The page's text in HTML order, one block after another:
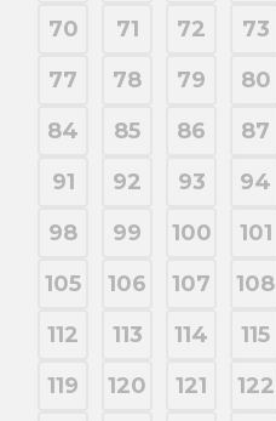
70
71 72 73
77
78 79 80
84
85 86 87
91
92 93 94
98
99 100 101
105
106 107 108
112
113 114 115
119
120 121 122